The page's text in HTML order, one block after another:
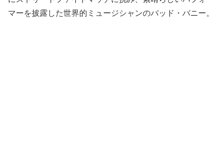
マーを披露した世界的ミュージシャンのバッド・バニー。